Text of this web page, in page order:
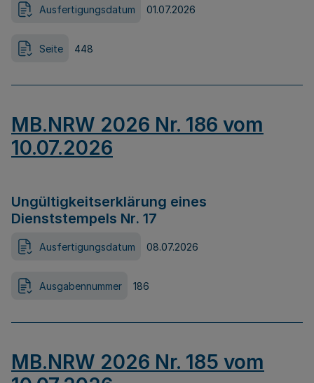
Ausfertigungsdatum 01.07.2026
Seite 448
MB.NRW 2026 Nr. 186 vom
10.07.2026
Ungültigkeitserklärung eines
Dienststempels Nr. 17
Ausfertigungsdatum 08.07.2026
Ausgabennummer 186
MB.NRW 2026 Nr. 185 vom